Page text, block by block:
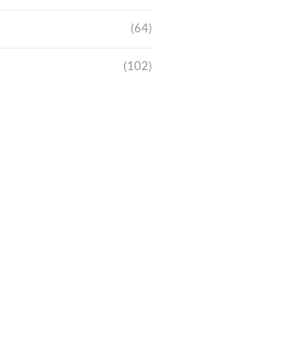
(64)
(102)